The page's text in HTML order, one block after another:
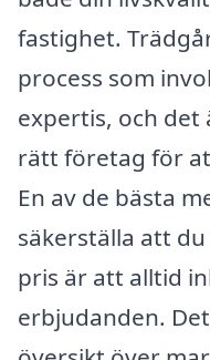
fastighet.
process som
expertis, och
rätt företag för
En av de bästa
säkerställa att
pris är att alltid
erbjudanden.